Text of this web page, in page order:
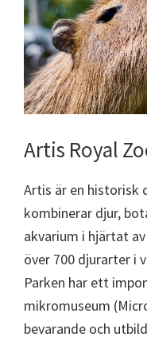
Artis Royal
Artis är en historisk
kombinerar djur,
akvarium i hjärtat
över 700 djurarter i
Parken har ett
mikromuseum
bevarande och